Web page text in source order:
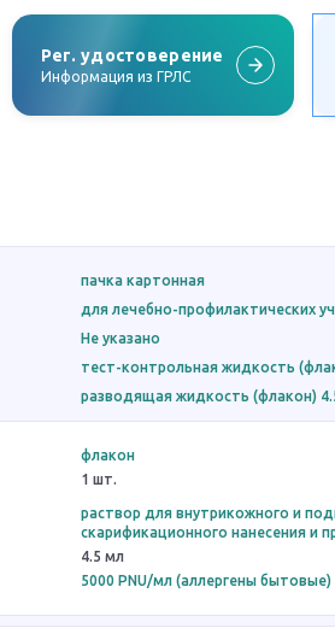
Рег. удостоверение
Информация из ГРЛС
пачка картонная
для лечебно-профилактических
Не указано
тест-контрольная жидкость
разводящая жидкость (флакон)
флакон
1 шт.
раствор для внутрикожного и
скарификационного нанесения и
4.5 мл
5000 PNU/мл (аллергены бытовые)